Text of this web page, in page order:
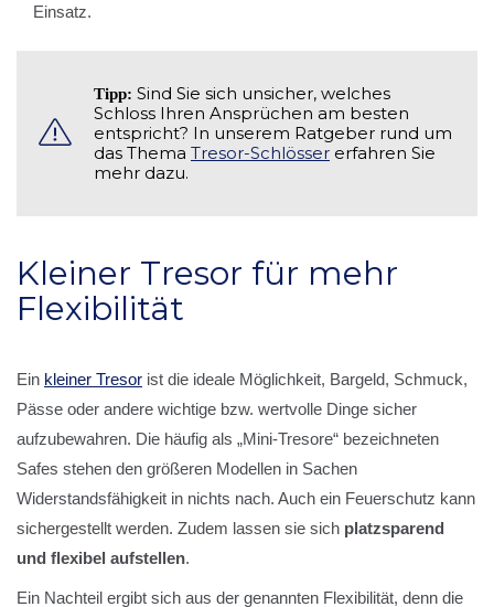
Einsatz.
Tipp: Sind Sie sich unsicher, welches
Schloss Ihren Ansprüchen am besten
entspricht? In unserem Ratgeber rund um
das Thema Tresor-Schlösser erfahren Sie
mehr dazu.
Kleiner Tresor für mehr
Flexibilität
Ein kleiner Tresor ist die ideale Möglichkeit, Bargeld, Schmuck,
Pässe oder andere wichtige bzw. wertvolle Dinge sicher
aufzubewahren. Die häufig als „Mini-Tresore“ bezeichneten
Safes stehen den größeren Modellen in Sachen
Widerstandsfähigkeit in nichts nach. Auch ein Feuerschutz kann
sichergestellt werden. Zudem lassen sie sich platzsparend
und flexibel aufstellen.
Ein Nachteil ergibt sich aus der genannten Flexibilität, denn die